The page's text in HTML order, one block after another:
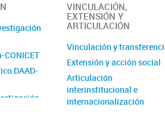
CONICET
DAAD-
VINCULACIÓN,
EXTENSIÓN Y
ARTICULACIÓN
Vinculación y
Extensión y acción social
Articulación
interinstitucional e
internacionalización